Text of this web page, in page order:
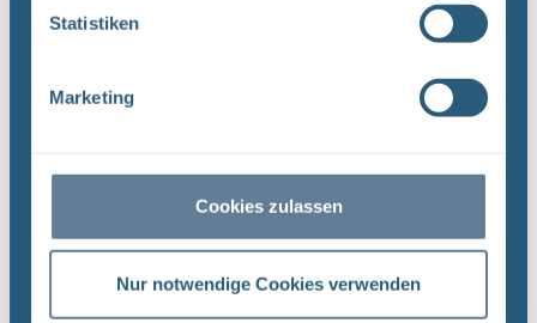
Statistiken
Marketing
Cookies zulassen
Nur notwendige Cookies verwenden
Infostellen bis zum Ende der Osterferien
BGE schließt ab Montag, 16. März 2020, die
Wochen bis zum Ende der Osterferien am 19. April
2020. ...